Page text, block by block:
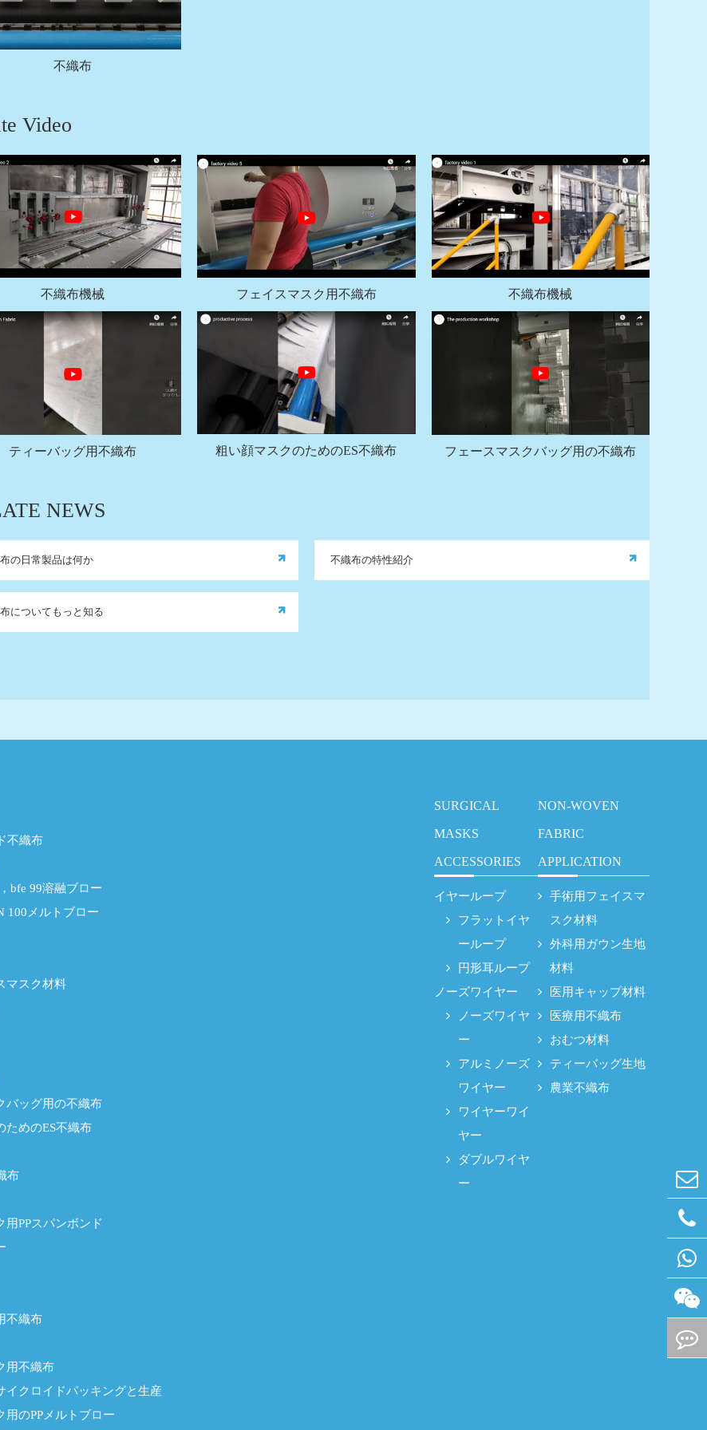
不織布
Video
不織布機械 フェイスマスク用不織布 不織布機械
ティーバッグ用不織布 粗い顔マスクのためのES不織布 フェースマスクバッグ用の不織布
NEWS
の日常製品は何か 不織布の特性紹介
についてもっと知る
不織布
bfe 99溶融ブロー
100メルトブロー
マスク材料
バッグ用の不織布
ためのES不織布
布
用PPスパンボンド
不織布
用不織布
イクロイドパッキングと生産
用のPPメルトブロー
SURGICAL
MASKS
ACCESSORIES
イヤーループ
フラットイヤ
ーループ
円形耳ループ
ノーズワイヤー
ノーズワイヤ
ー
アルミノーズ
ワイヤー
ワイヤーワイ
ヤー
ダブルワイヤ
ー
NON-WOVEN
FABRIC
APPLICATION
手術用フェイスマ
スク材料
外科用ガウン生地
材料
医用キャップ材料
医療用不織布
おむつ材料
ティーバッグ生地
農業不織布